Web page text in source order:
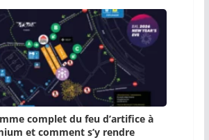
complet du feu d’artifice à
et comment s’y rendre